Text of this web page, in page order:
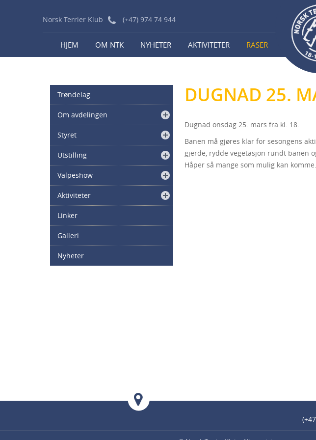
Norsk Terrier Klub (+47) 974 74 944
HJEM OM NTK NYHETER AKTIVITETER RASER
Trøndelag
Om avdelingen
Styret
Utstilling
Valpeshow
Aktiviteter
Linker
Galleri
Nyheter
DUGNAD 25.
Dugnad onsdag 25. mars fra kl. 18.
Banen må gjøres klar for sesongens
gjerde, rydde vegetasjon rundt banen
Håper så mange som mulig kan komme.